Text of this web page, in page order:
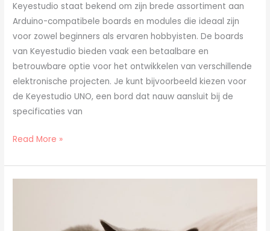
Keyestudio staat bekend om zijn brede assortiment aan
Arduino-compatibele boards en modules die ideaal zijn
voor zowel beginners als ervaren hobbyisten. De boards
van Keyestudio bieden vaak een betaalbare en
betrouwbare optie voor het ontwikkelen van verschillende
elektronische projecten. Je kunt bijvoorbeeld kiezen voor
de Keyestudio UNO, een bord dat nauw aansluit bij de
specificaties van
Read More »